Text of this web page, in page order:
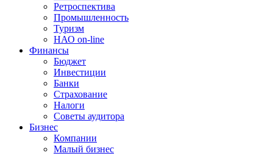
Ретроспектива
Промышленность
Туризм
НАО on-line
Финансы
Бюджет
Инвестиции
Банки
Страхование
Налоги
Советы аудитора
Бизнес
Компании
Малый бизнес